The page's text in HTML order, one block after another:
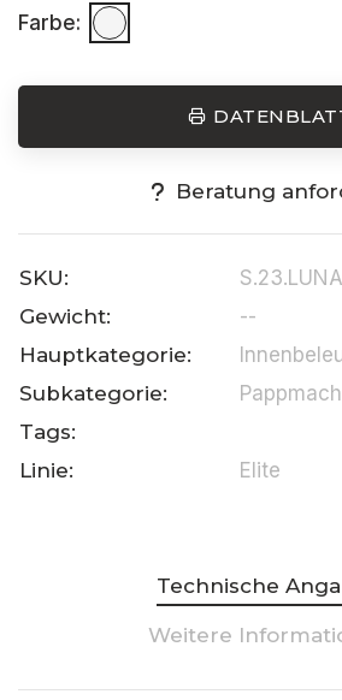
Farbe:
Beratung
SKU:
Gewicht:
--
Hauptkategorie:
Subkategorie:
Tags:
Linie:
Elite
Technische
Weitere